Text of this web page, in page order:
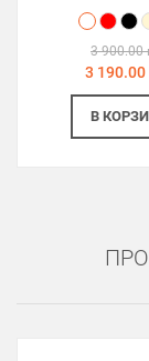
3 900.00
3 190.00
В